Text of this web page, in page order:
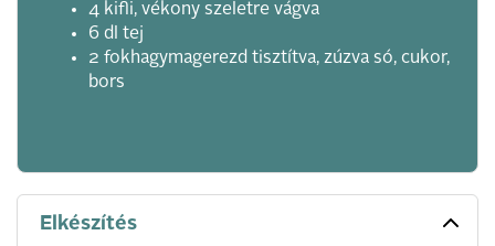
4 kifli, vékony szeletre vágva
6 dl tej
2 fokhagymagerezd tisztítva, zúzva só, cukor,
bors
Elkészítés